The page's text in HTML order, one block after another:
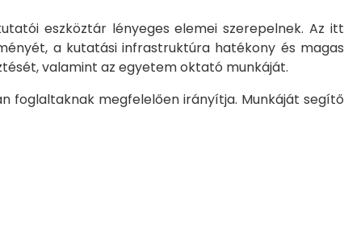
eszköztár lényeges elemei szerepelnek. Az itt
a kutatási infrastruktúra hatékony és magas
valamint az egyetem oktató munkáját.
foglaltaknak megfelelően irányítja. Munkáját segítő